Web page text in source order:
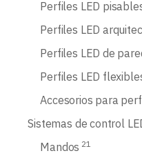
Perfiles LED
Perfiles LED
Perfiles LED de
Perfiles LED
Accesorios para
Sistemas de control
Mandos 21